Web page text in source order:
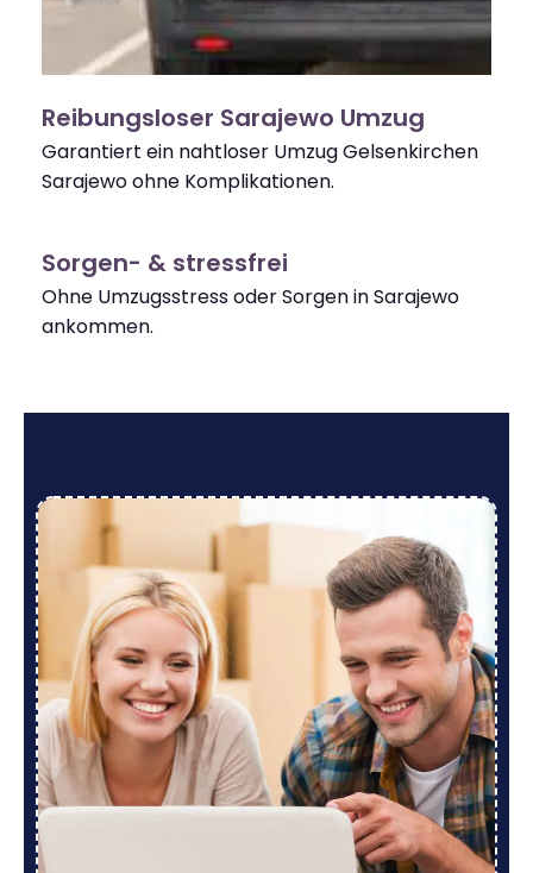
Reibungsloser Sarajewo Umzug
Garantiert ein nahtloser Umzug Gelsenkirchen
Sarajewo ohne Komplikationen.
Sorgen- & stressfrei
Ohne Umzugsstress oder Sorgen in Sarajewo
ankommen.